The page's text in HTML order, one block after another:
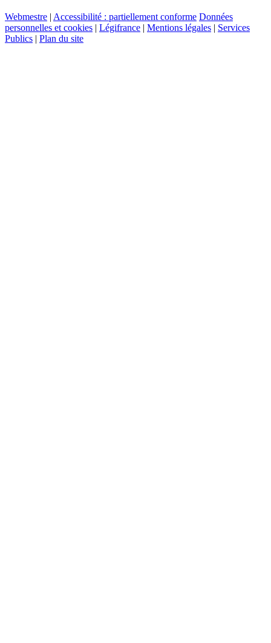
Webmestre | Accessibilité : partiellement conforme Données
personnelles et cookies | Légifrance | Mentions légales | Services
Publics | Plan du site